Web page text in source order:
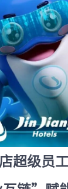
超级员